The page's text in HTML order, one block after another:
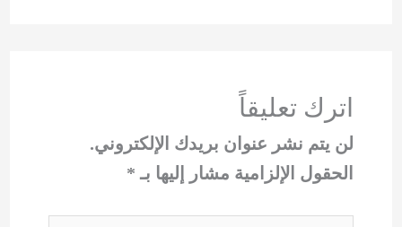
اترك تعليقاً
لن يتم نشر عنوان بريدك الإلكتروني.
الحقول الإلزامية مشار إليها بـ *